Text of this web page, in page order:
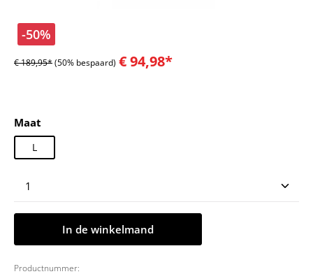
-50%
€ 189,95*(50% bespaard) € 94,98*
Selecteer
Maat
L
Producthoeveelheid: Voer de gewenste
In de winkelmand
Productnummer: